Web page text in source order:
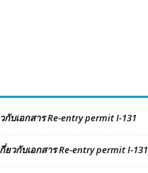
กับเอกสาร Re-entry permit I-131
ยวกับเอกสาร Re-entry permit I-131